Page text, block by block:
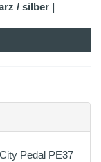
/ silber |
Pedal PE37